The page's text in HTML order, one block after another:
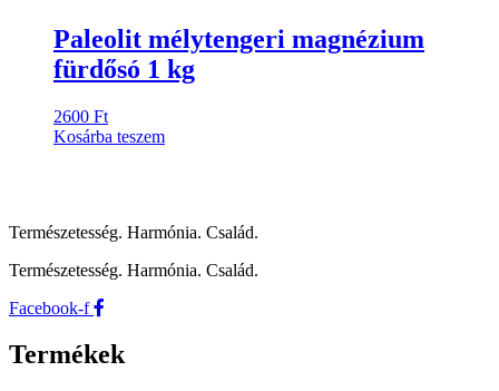
Paleolit mélytengeri magnézium
fürdősó 1 kg
2600 Ft
Kosárba teszem
Természetesség. Harmónia. Család.
Természetesség. Harmónia. Család.
Facebook-f
Termékek